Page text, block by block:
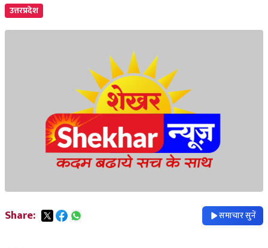
उत्तरप्रदेश
Share: समाचार सुनें